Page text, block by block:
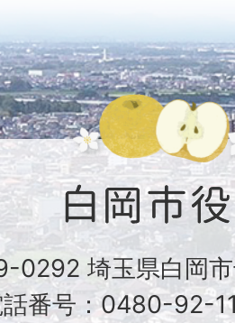
0292 埼玉県白岡
番号：0480-92-